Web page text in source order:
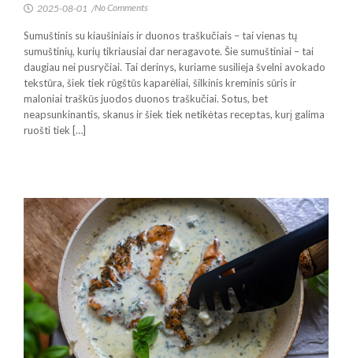
2025-08-01 /No Comments
Sumuštinis su kiaušiniais ir duonos traškučiais – tai vienas tų
sumuštinių, kurių tikriausiai dar neragavote. Šie sumuštiniai – tai
daugiau nei pusryčiai. Tai derinys, kuriame susilieja švelni avokado
tekstūra, šiek tiek rūgštūs kaparėliai, šilkinis kreminis sūris ir
maloniai traškūs juodos duonos traškučiai. Sotus, bet
neapsunkinantis, skanus ir šiek tiek netikėtas receptas, kurį galima
ruošti tiek […]